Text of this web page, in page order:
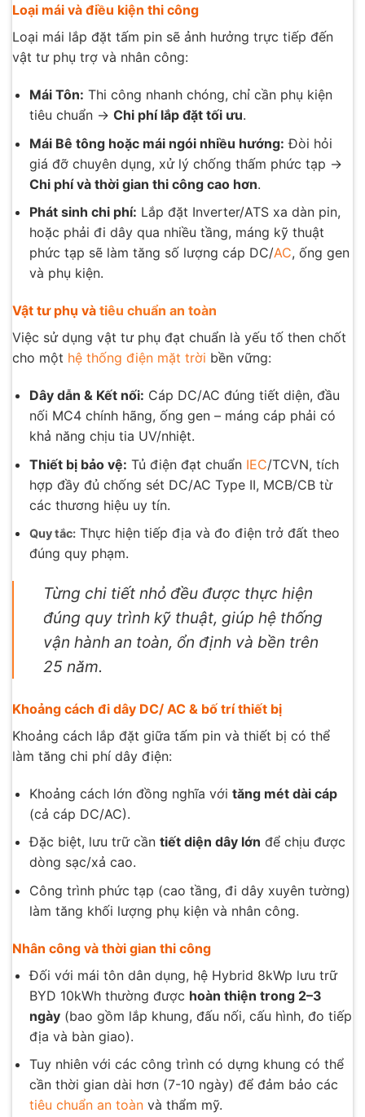
Loại mái và điều kiện thi công
Loại mái lắp đặt tấm pin sẽ ảnh hưởng trực tiếp đến
vật tư phụ trợ và nhân công:
Mái Tôn: Thi công nhanh chóng, chỉ cần phụ kiện
tiêu chuẩn → Chi phí lắp đặt tối ưu.
Mái Bê tông hoặc mái ngói nhiều hướng: Đòi hỏi
giá đỡ chuyên dụng, xử lý chống thấm phức tạp →
Chi phí và thời gian thi công cao hơn.
Phát sinh chi phí: Lắp đặt Inverter/ATS xa dàn pin,
hoặc phải đi dây qua nhiều tầng, máng kỹ thuật
phức tạp sẽ làm tăng số lượng cáp DC/AC, ống gen
và phụ kiện.
Vật tư phụ và tiêu chuẩn an toàn
Việc sử dụng vật tư phụ đạt chuẩn là yếu tố then chốt
cho một hệ thống điện mặt trời bền vững:
Dây dẫn & Kết nối: Cáp DC/AC đúng tiết diện, đầu
nối MC4 chính hãng, ống gen – máng cáp phải có
khả năng chịu tia UV/nhiệt.
Thiết bị bảo vệ: Tủ điện đạt chuẩn IEC/TCVN, tích
hợp đầy đủ chống sét DC/AC Type II, MCB/CB từ
các thương hiệu uy tín.
Quy tắc:Thực hiện tiếp địa và đo điện trở đất theo
đúng quy phạm.
Từng chi tiết nhỏ đều được thực hiện
đúng quy trình kỹ thuật, giúp hệ thống
vận hành an toàn, ổn định và bền trên
25 năm.
Khoảng cách đi dây DC/ AC & bố trí thiết bị
Khoảng cách lắp đặt giữa tấm pin và thiết bị có thể
làm tăng chi phí dây điện:
Khoảng cách lớn đồng nghĩa với tăng mét dài cáp
(cả cáp DC/AC).
Đặc biệt, lưu trữ cần tiết diện dây lớn để chịu được
dòng sạc/xả cao.
Công trình phức tạp (cao tầng, đi dây xuyên tường)
làm tăng khối lượng phụ kiện và nhân công.
Nhân công và thời gian thi công
Đối với mái tôn dân dụng, hệ Hybrid 8kWp lưu trữ
BYD 10kWh thường được hoàn thiện trong 2–3
ngày(bao gồm lắp khung, đấu nối, cấu hình, đo tiếp
địa và bàn giao).
Tuy nhiên với các công trình có dựng khung có thể
cần thời gian dài hơn (7-10 ngày) để đảm bảo các
tiêu chuẩn an toànvà thẩm mỹ.